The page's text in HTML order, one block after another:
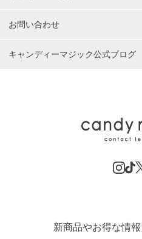
お問い合わせ
キャンディーマジック公式ブログ
新商品やお得な情